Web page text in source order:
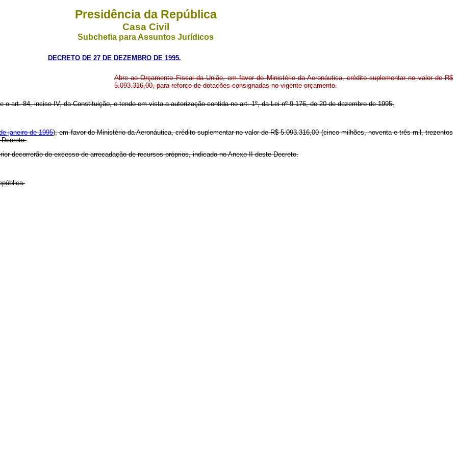
Presidência da República
Casa Civil
Subchefia para Assuntos Jurídicos
DECRETO DE 27 DE DEZEMBRO DE 1995.
Abre ao Orçamento Fiscal da União, em favor do Ministério da Aeronáutica, crédito suplementar no valor de R$
5.093.316,00, para reforço de dotações consignadas no vigente orçamento.
o art. 84, inciso IV, da Constituição, e tendo em vista a autorização contida no art. 1º, da Lei nº 9.176, de 20 de dezembro de 1995,
janeiro de 1995), em favor do Ministério da Aeronáutica, crédito suplementar no valor de R$ 5.093.316,00 (cinco milhões, noventa e três mil, trezentos
decorrerão do excesso de arrecadação de recursos próprios, indicado no Anexo II deste Decreto.